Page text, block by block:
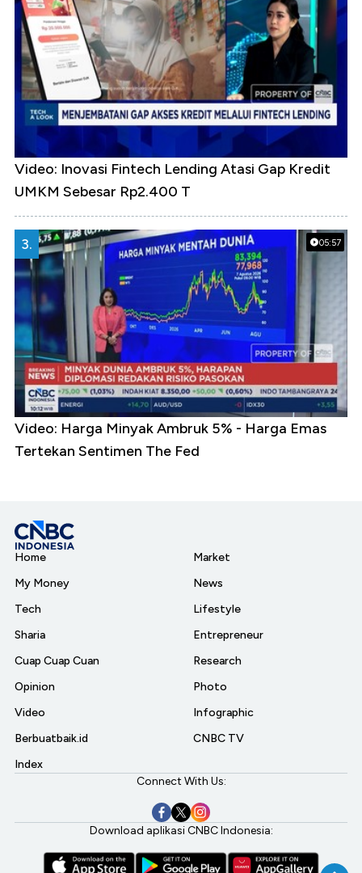
Video: Inovasi Fintech Lending Atasi Gap Kredit
UMKM Sebesar Rp2.400 T
05:57
3.
Video: Harga Minyak Ambruk 5% - Harga Emas
Tertekan Sentimen The Fed
Home
My Money
Tech
Sharia
Cuap Cuap Cuan
Opinion
Video
Berbuatbaik.id
Index
Market
News
Lifestyle
Entrepreneur
Research
Photo
Infographic
CNBC TV
Connect With Us:
Download aplikasi CNBC Indonesia: